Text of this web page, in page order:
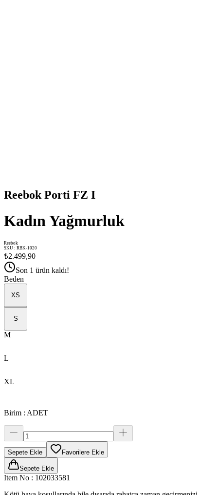
Reebok Porti FZ I
Kadın Yağmurluk
Reebok
SKU : RBK-1020
₺2.499,90
Son 1 ürün kaldı!
Beden
XS
S
M
L
XL
Birim : ADET
Sepete Ekle Favorilere Ekle
Sepete Ekle
Item No : 102033581